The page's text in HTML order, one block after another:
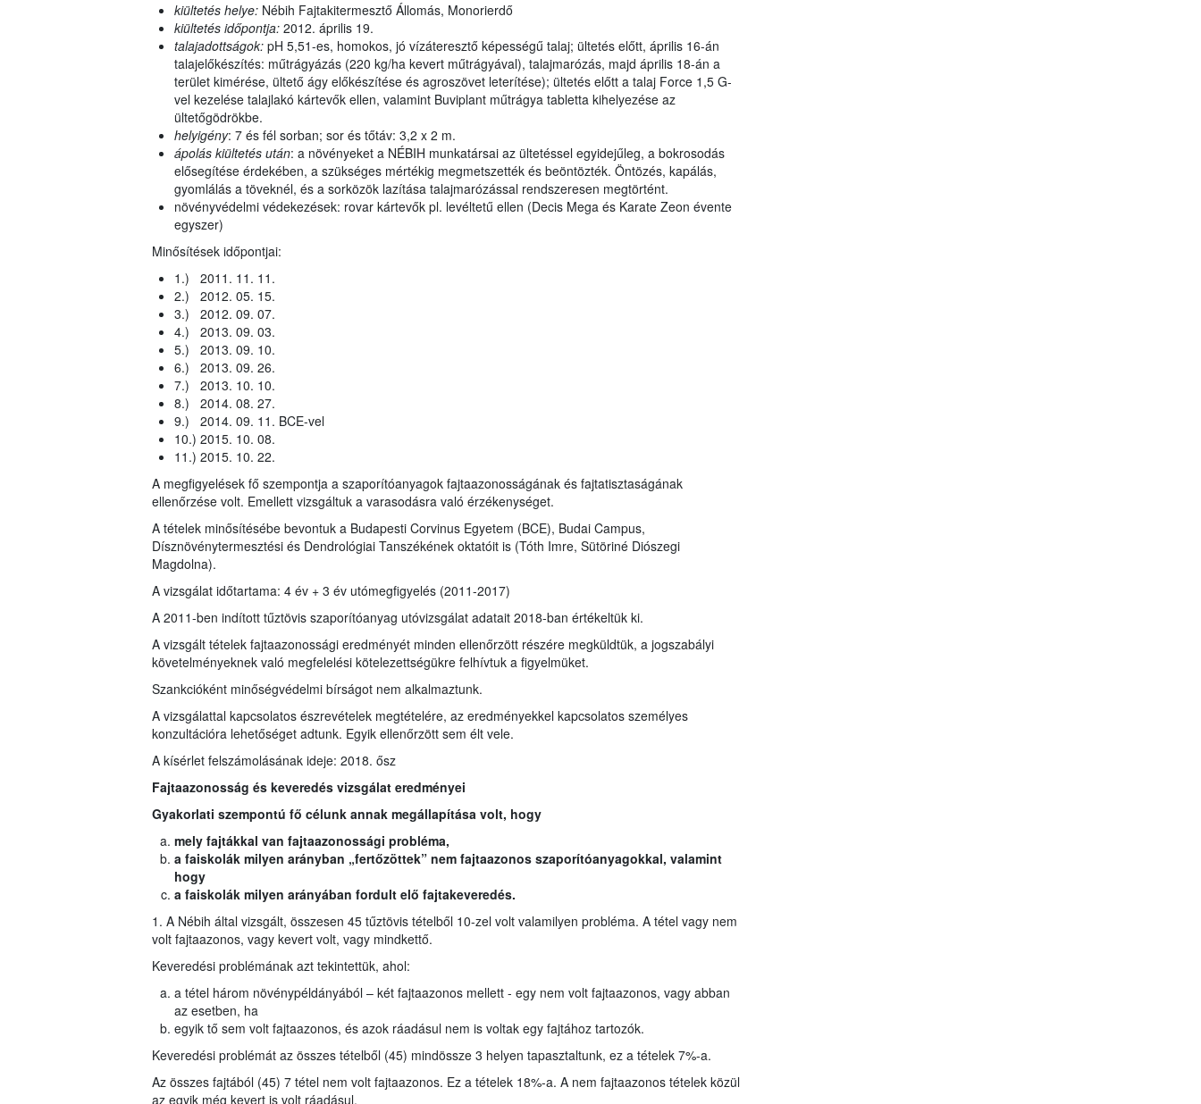
kiültetés helye: Nébih Fajtakitermesztő Állomás, Monorierdő
kiültetés időpontja: 2012. április 19.
talajadottságok:pH 5,51-es, homokos, jó vízáteresztő képességű talaj; ültetés előtt, április 16-án
talajelőkészítés: műtrágyázás (220 kg/ha kevert műtrágyával), talajmarózás, majd április 18-án a
terület kimérése, ültető ágy előkészítése és agroszövet leterítése); ültetés előtt a talaj Force 1,5 G-
vel kezelése talajlakó kártevők ellen, valamint Buviplant műtrágya tabletta kihelyezése az
ültetőgödrökbe.
helyigény: 7 és fél sorban; sor és tőtáv: 3,2 x 2 m.
ápolás kiültetés után: a növényeket a NÉBIH munkatársai az ültetéssel egyidejűleg, a bokrosodás
elősegítése érdekében, a szükséges mértékig megmetszették és beöntözték. Öntözés, kapálás,
gyomlálás a töveknél, és a sorközök lazítása talajmarózással rendszeresen megtörtént.
növényvédelmi védekezések: rovar kártevők pl. levéltetű ellen (Decis Mega és Karate Zeon évente
egyszer)
Minősítések időpontjai:
1.) 2011. 11. 11.
2.) 2012. 05. 15.
3.) 2012. 09. 07.
4.) 2013. 09. 03.
5.) 2013. 09. 10.
6.) 2013. 09. 26.
7.) 2013. 10. 10.
8.) 2014. 08. 27.
9.) 2014. 09. 11. BCE-vel
10.) 2015. 10. 08.
11.) 2015. 10. 22.
A megfigyelések fő szempontja a szaporítóanyagok fajtaazonosságának és fajtatisztaságának
ellenőrzése volt. Emellett vizsgáltuk a varasodásra való érzékenységet.
A tételek minősítésébe bevontuk a Budapesti Corvinus Egyetem (BCE), Budai Campus,
Dísznövénytermesztési és Dendrológiai Tanszékének oktatóit is (Tóth Imre, Sütöriné Diószegi
Magdolna).
A vizsgálat időtartama: 4 év + 3 év utómegfigyelés (2011-2017)
A 2011-ben indított tűztövis szaporítóanyag utóvizsgálat adatait 2018-ban értékeltük ki.
A vizsgált tételek fajtaazonossági eredményét minden ellenőrzött részére megküldtük, a jogszabályi
követelményeknek való megfelelési kötelezettségükre felhívtuk a figyelmüket.
Szankcióként minőségvédelmi bírságot nem alkalmaztunk.
A vizsgálattal kapcsolatos észrevételek megtételére, az eredményekkel kapcsolatos személyes
konzultációra lehetőséget adtunk. Egyik ellenőrzött sem élt vele.
A kísérlet felszámolásának ideje: 2018. ősz
Fajtaazonosság és keveredés vizsgálat eredményei
Gyakorlati szempontú fő célunk annak megállapítása volt, hogy
mely fajtákkal van fajtaazonossági probléma,
a faiskolák milyen arányban „fertőzöttek” nem fajtaazonos szaporítóanyagokkal, valamint
hogy
a faiskolák milyen arányában fordult elő fajtakeveredés.
1. A Nébih által vizsgált, összesen 45 tűztövis tételből 10-zel volt valamilyen probléma. A tétel vagy nem
volt fajtaazonos, vagy kevert volt, vagy mindkettő.
Keveredési problémának azt tekintettük, ahol:
a tétel három növénypéldányából – két fajtaazonos mellett - egy nem volt fajtaazonos, vagy abban
az esetben, ha
egyik tő sem volt fajtaazonos, és azok ráadásul nem is voltak egy fajtához tartozók.
Keveredési problémát az összes tételből (45) mindössze 3 helyen tapasztaltunk, ez a tételek 7%-a.
Az összes fajtából (45) 7 tétel nem volt fajtaazonos. Ez a tételek 18%-a. A nem fajtaazonos tételek közül
az egyik még kevert is volt ráadásul.